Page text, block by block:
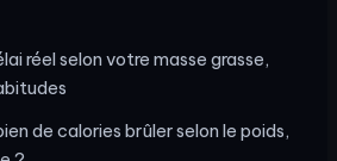
réel selon votre masse grasse,
de calories brûler selon le poids,